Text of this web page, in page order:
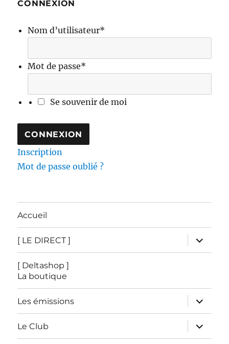
CONNEXION
Nom d’utilisateur*
Mot de passe*
Se souvenir de moi
Inscription
Mot de passe oublié ?
Accueil
[ LE DIRECT ]
ouvrir
le
sous-
[ Deltashop ]
La boutique
Les émissions
ouvrir
le
sous-
menu
Le Club
ouvrir
le
sous-